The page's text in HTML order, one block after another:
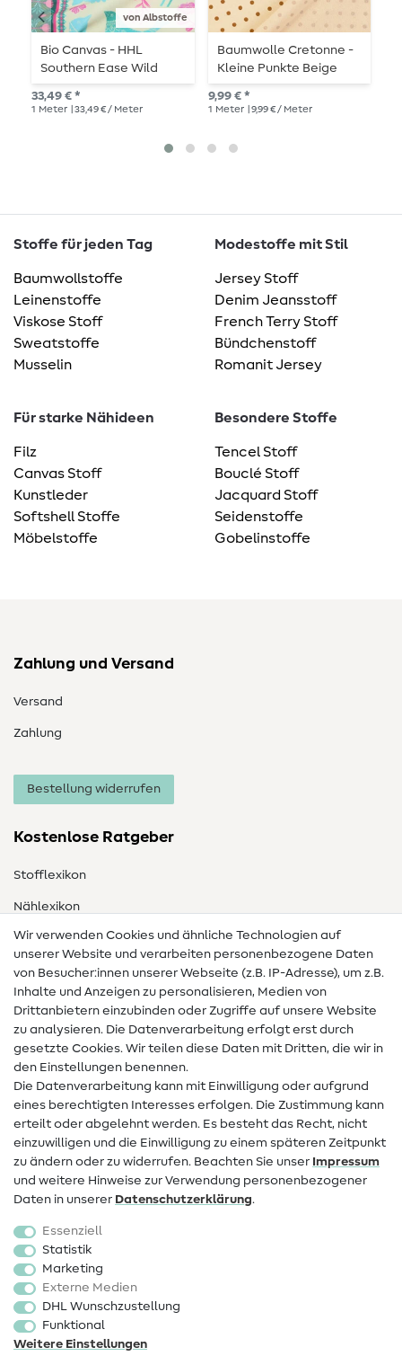
von Albstoffe
Bio Canvas - HHL
Southern Ease Wild
Chorus Beige Türkis
33,49 € *
1 Meter | 33,49 € / Meter
Baumwolle Cretonne -
Kleine Punkte Beige
Sand Wash
9,99 € *
1 Meter | 9,99 € / Meter
Stoffe für jeden Tag
Baumwollstoffe
Leinenstoffe
Viskose Stoff
Sweatstoffe
Musselin
Modestoffe mit Stil
Jersey Stoff
Denim Jeansstoff
French Terry Stoff
Bündchenstoff
Romanit Jersey
Für starke Nähideen
Filz
Canvas Stoff
Kunstleder
Softshell Stoffe
Möbelstoffe
Besondere Stoffe
Tencel Stoff
Bouclé Stoff
Jacquard Stoff
Seidenstoffe
Gobelinstoffe
Zahlung und Versand
Versand
Zahlung
Bestellung widerrufen
Kostenlose Ratgeber
Stofflexikon
Nählexikon
Nähanleitungen
Hilfe & Kontakt
Kontakt
Infos zum Betreiberwechsel
Widerrufsrecht
Beliebt
Stoffe
Sale
Schnittmuster
Wir verwenden Cookies und ähnliche Technologien auf
unserer Website und verarbeiten personenbezogene Daten
von Besucher:innen unserer Webseite (z.B. IP-Adresse), um z.B.
Inhalte und Anzeigen zu personalisieren, Medien von
Drittanbietern einzubinden oder Zugriffe auf unsere Website
zu analysieren. Die Datenverarbeitung erfolgt erst durch
gesetzte Cookies. Wir teilen diese Daten mit Dritten, die wir in
den Einstellungen benennen.
Die Datenverarbeitung kann mit Einwilligung oder aufgrund
eines berechtigten Interesses erfolgen. Die Zustimmung kann
erteilt oder abgelehnt werden. Es besteht das Recht, nicht
einzuwilligen und die Einwilligung zu einem späteren Zeitpunkt
zu ändern oder zu widerrufen. Beachten Sie unser Impressum
und weitere Hinweise zur Verwendung personenbezogener
Daten in unserer Daten­schutz­erklärung.
Essenziell
Statistik
Marketing
Externe Medien
DHL Wunschzustellung
Funktional
Weitere Einstellungen